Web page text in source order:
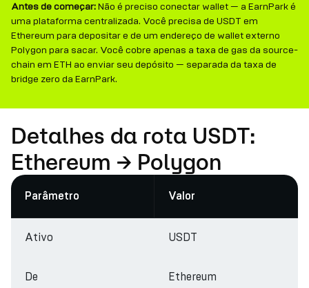
Antes de começar:Não é preciso conectar wallet — a EarnPark é
uma plataforma centralizada. Você precisa de USDT em
Ethereum para depositar e de um endereço de wallet externo
Polygon para sacar. Você cobre apenas a taxa de gas da source-
chain em ETH ao enviar seu depósito — separada da taxa de
bridge zero da EarnPark.
Detalhes da rota USDT:
Ethereum → Polygon
Parâmetro Valor
Ativo USDT
De Ethereum